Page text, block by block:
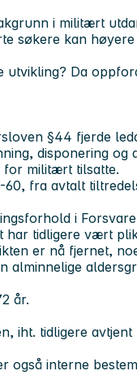
i militært
søkere kan
Da
§44 fjerde
disponering og
for militært tilsatte.
fra avtalt
i
har tidligere vært
er nå fjernet,
alminnelige
år.
iht. tidligere
også interne